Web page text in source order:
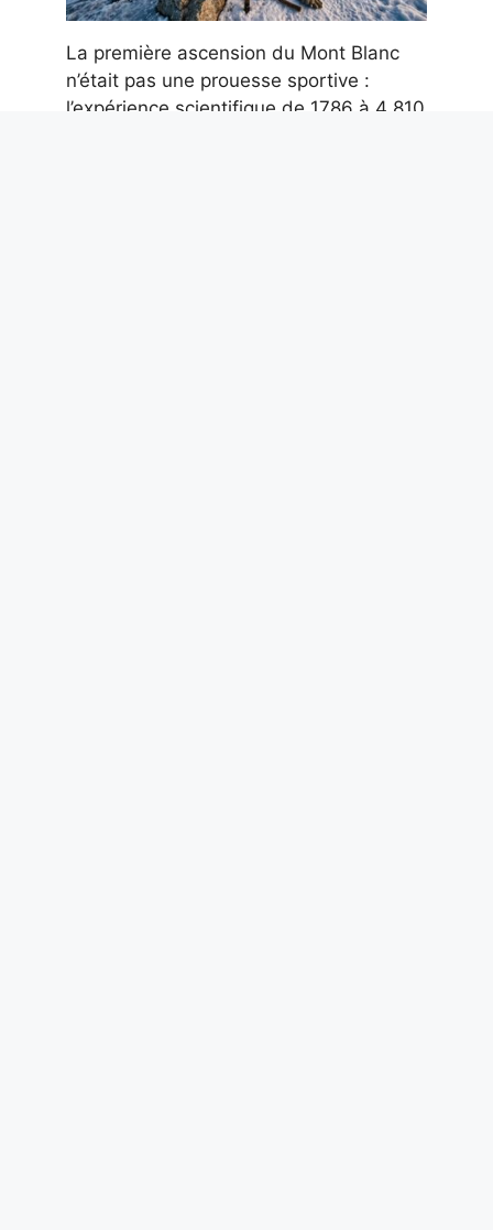
La première ascension du Mont Blanc
n’était pas une prouesse sportive :
l’expérience scientifique de 1786 à 4 810